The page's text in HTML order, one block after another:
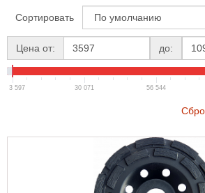
Сортировать
Цена от: до:
3 597 30 071 56 544